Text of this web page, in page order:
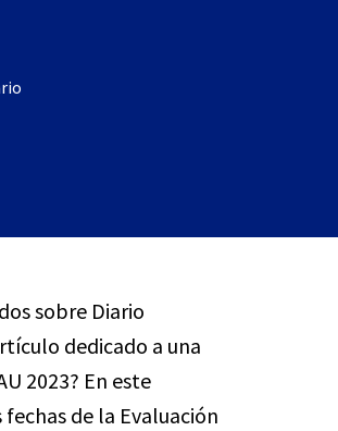
sobre Diario
dedicado a una
2023? En este
de la Evaluación